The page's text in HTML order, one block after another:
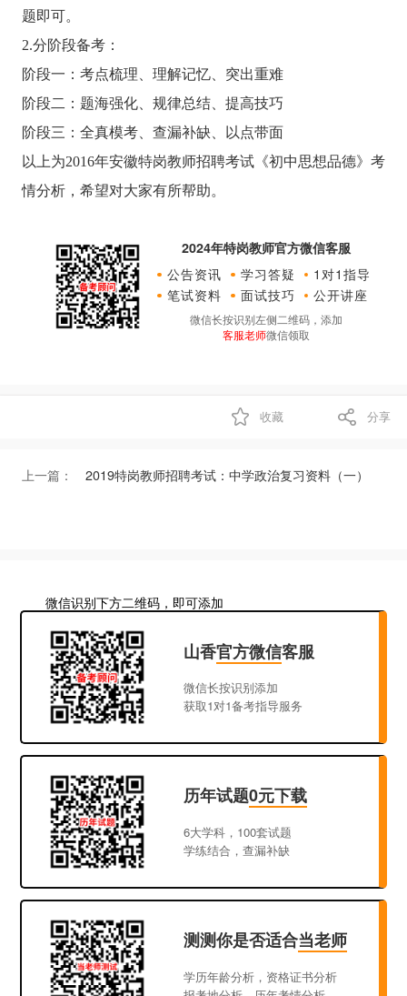
题即可。
2.分阶段备考：
阶段一：考点梳理、理解记忆、突出重难
阶段二：题海强化、规律总结、提高技巧
阶段三：全真模考、查漏补缺、以点带面
以上为2016年安徽特岗教师招聘考试《初中思想品德》考
情分析，希望对大家有所帮助。
2024年特岗教师官方微信客服
公告资讯
学习答疑
1对1指导
笔试资料
面试技巧 公开讲座
微信长按识别左侧二维码，添加
客服老师微信领取
收藏 分享
上一篇： 2019特岗教师招聘考试：中学政治复习资料（一）
微信识别下方二维码，即可添加
山香官方微信客服
微信长按识别添加
获取1对1备考指导服务
历年试题0元下载
6大学科，100套试题
学练结合，查漏补缺
测测你是否适合当老师
学历年龄分析，资格证书分析